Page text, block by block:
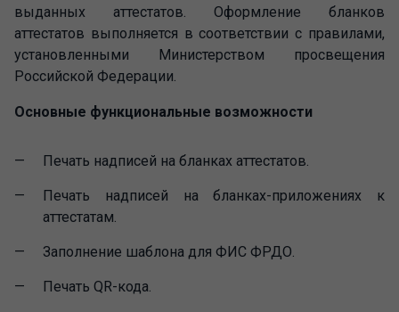
выданных аттестатов. Оформление бланков
аттестатов выполняется в соответствии с правилами,
установленными Министерством просвещения
Российской Федерации.
Основные функциональные возможности
Печать надписей на бланках аттестатов.
Печать надписей на бланках-приложениях к
аттестатам.
Заполнение шаблона для ФИС ФРДО.
Печать QR-кода.